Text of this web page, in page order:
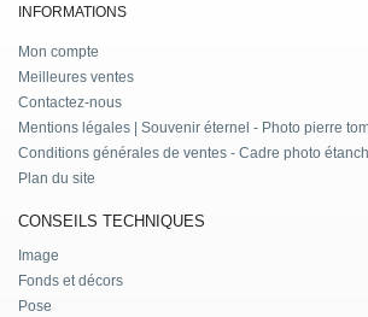
INFORMATIONS
Mon compte
Meilleures ventes
Contactez-nous
Mentions légales | Souvenir éternel - Photo pierre
Conditions générales de ventes - Cadre photo
Plan du site
CONSEILS TECHNIQUES
Image
Fonds et décors
Pose